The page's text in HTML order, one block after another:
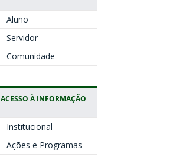
Aluno
Servidor
Comunidade
ACESSO À INFORMAÇÃO
Institucional
Ações e Programas